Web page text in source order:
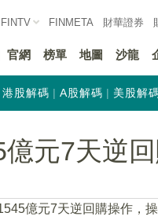
FINTV FINMETA 財華證券
官網 榜單 地圖 沙龍
港股解碼 A股解碼 美股解
元7天逆
億元7天逆回購操作，操